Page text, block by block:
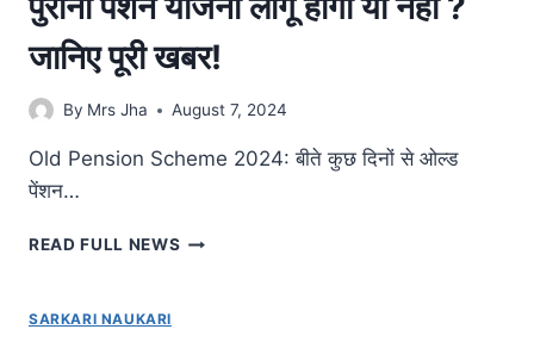
ADMIT
CARD
DOWNLOAD
DIRECT
जानिए पूरी खबर!
By Mrs Jha August 7, 2024
Old Pension Scheme 2024: बीते कुछ दिनों से ओल्ड
पेंशन…
READ FULL NEWS OLD
SARKARI NAUKARI